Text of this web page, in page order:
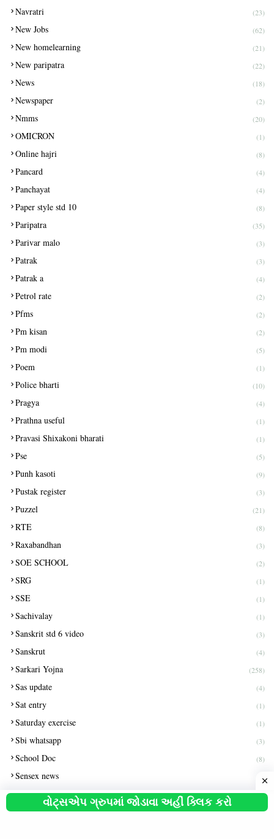
Navratri (23)
New Jobs (62)
New homelearning (21)
New paripatra (22)
News (18)
Newspaper (2)
Nmms (20)
OMICRON (1)
Online hajri (8)
Pancard (4)
Panchayat (4)
Paper style std 10 (8)
Paripatra (35)
Parivar malo (3)
Patrak (3)
Patrak a (4)
Petrol rate (2)
Pfms (2)
Pm kisan (2)
Pm modi (5)
Poem (1)
Police bharti (10)
Pragya (4)
Prathna useful (1)
Pravasi Shixakoni bharati (1)
Pse (5)
Punh kasoti (9)
Pustak register (3)
Puzzel (21)
RTE (8)
Raxabandhan (3)
SOE SCHOOL (2)
SRG (1)
SSE (1)
Sachivalay (1)
Sanskrit std 6 video (3)
Sanskrut (4)
Sarkari Yojna (258)
Sas update (4)
Sat entry (1)
Saturday exercise (1)
Sbi whatsapp (3)
School Doc (8)
Sensex news (2)
Shala merge (1)
Social science (2)
વોટ્સએપ ગ્રુપમાં જોડાવા અહીં ક્લિક કરો